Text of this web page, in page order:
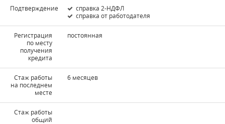
Подтверждение
справка 2-НДФЛ
справка от работодателя
Регистрация
по месту
получения
кредита
постоянная
Стаж работы
на последнем
месте
6 месяцев
Стаж работы
общий